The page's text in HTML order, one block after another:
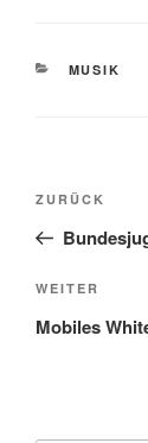
MUSIK
Vorheriger
Beitrag
ZURÜCK
Nächster
Beitrag
WEITER
Mobiles